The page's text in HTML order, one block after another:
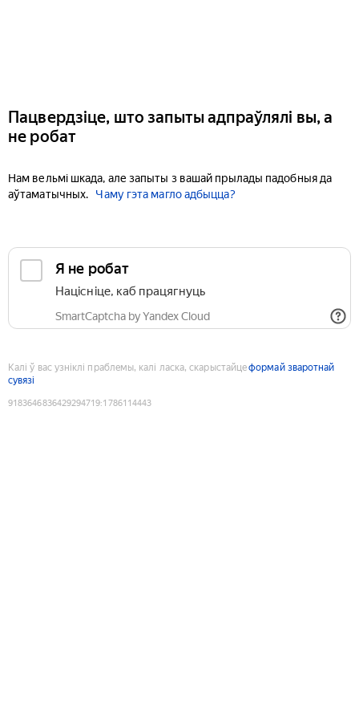
Пацвердзіце, што запыты адпраўлялі вы, а
не робат
Нам вельмі шкада, але запыты з вашай прылады падобныя да
аўтаматычных.
Чаму гэта магло адбыцца?
Я не робат
Націсніце, каб працягнуць
SmartCaptcha by Yandex Cloud
Калі ў вас узніклі праблемы, калі ласка, скарыстайцеформай зваротнай
сувязі
9183646836429294719:1786114443